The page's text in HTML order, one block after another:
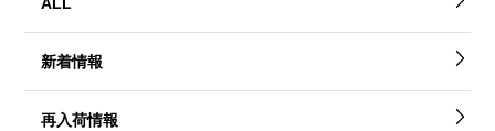
新着情報
再入荷情報